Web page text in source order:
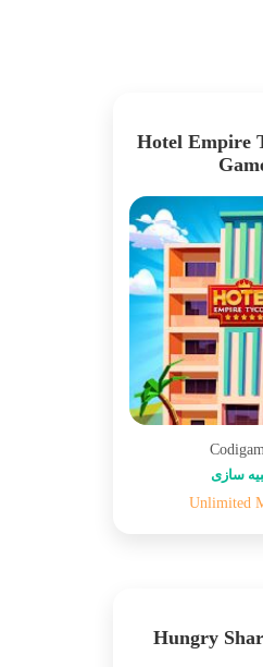
Hotel Empire
سازی
Unlimited
Hungry